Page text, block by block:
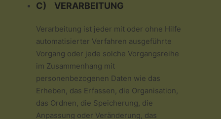
C) VERARBEITUNG
Verarbeitung ist jeder mit oder ohne Hilfe
automatisierter Verfahren ausgeführte
Vorgang oder jede solche Vorgangsreihe
im Zusammenhang mit
personenbezogenen Daten wie das
Erheben, das Erfassen, die Organisation,
das Ordnen, die Speicherung, die
Anpassung oder Veränderung, das